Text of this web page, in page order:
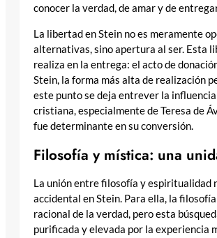
conocer la verdad, de amar y de
La libertad en Stein no es meramente
alternativas, sino apertura al ser. Esta
realiza en la entrega: el acto de
Stein, la forma más alta de realización
este punto se deja entrever la
cristiana, especialmente de Teresa de
fue determinante en su conversión.
Filosofía y mística: una
La unión entre filosofía y espiritualidad
accidental en Stein. Para ella, la
racional de la verdad, pero esta
purificada y elevada por la experiencia